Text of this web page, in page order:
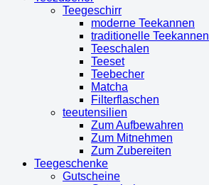
Teegeschirr
moderne Teekannen
traditionelle Teekannen
Teeschalen
Teeset
Teebecher
Matcha
Filterflaschen
teeutensilien
Zum Aufbewahren
Zum Mitnehmen
Zum Zubereiten
Teegeschenke
Gutscheine